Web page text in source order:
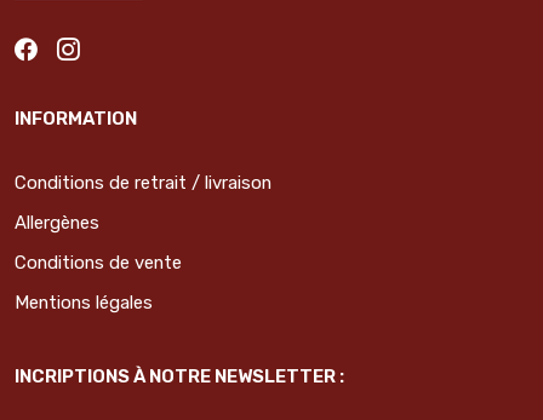
INFORMATION
Conditions de retrait / livraison
Allergènes
Conditions de vente
Mentions légales
INCRIPTIONS À NOTRE NEWSLETTER :